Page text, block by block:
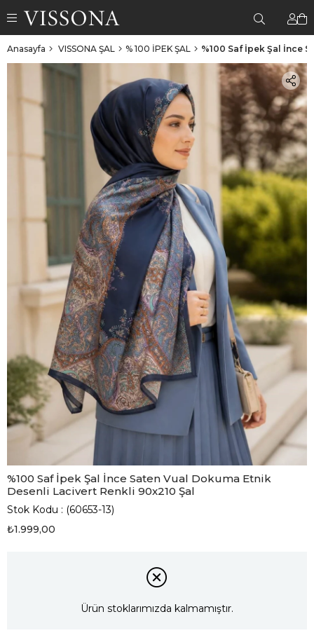
Anasayfa VISSONA ŞAL % 100 İPEK ŞAL
%100 Saf İpek Şal İnce Saten Vual Dokuma Etnik
Desenli Lacivert Renkli 90x210 Şal
Stok Kodu
(60653-13)
₺1.999,00
Ürün stoklarımızda kalmamıştır.